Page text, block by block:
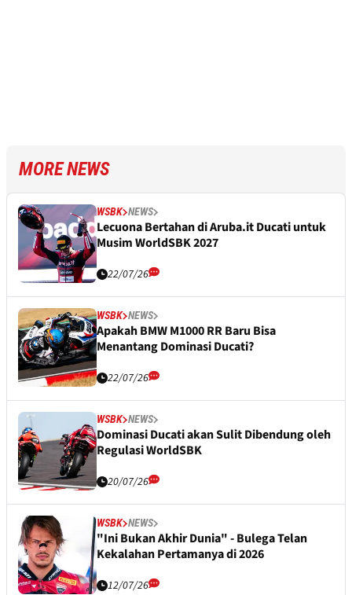
MORE NEWS
WSBK NEWS
Lecuona Bertahan di Aruba.it Ducati untuk
Musim WorldSBK 2027
22/07/26
WSBK NEWS
Apakah BMW M1000 RR Baru Bisa
Menantang Dominasi Ducati?
22/07/26
WSBK NEWS
Dominasi Ducati akan Sulit Dibendung oleh
Regulasi WorldSBK
20/07/26
WSBK NEWS
"Ini Bukan Akhir Dunia" - Bulega Telan
Kekalahan Pertamanya di 2026
12/07/26